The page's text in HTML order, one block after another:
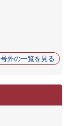
号外の一覧を見る